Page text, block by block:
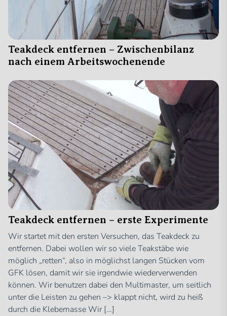
Teakdeck entfernen – Zwischenbilanz
nach einem Arbeitswochenende
Teakdeck entfernen – erste Experimente
Wir startet mit den ersten Versuchen, das Teakdeck zu
entfernen. Dabei wollen wir so viele Teakstäbe wie
möglich „retten“, also in möglichst langen Stücken vom
GFK lösen, damit wir sie irgendwie wiederverwenden
können. Wir benutzen dabei den Multimaster, um seitlich
unter die Leisten zu gehen –> klappt nicht, wird zu heiß
durch die Klebemasse Wir […]